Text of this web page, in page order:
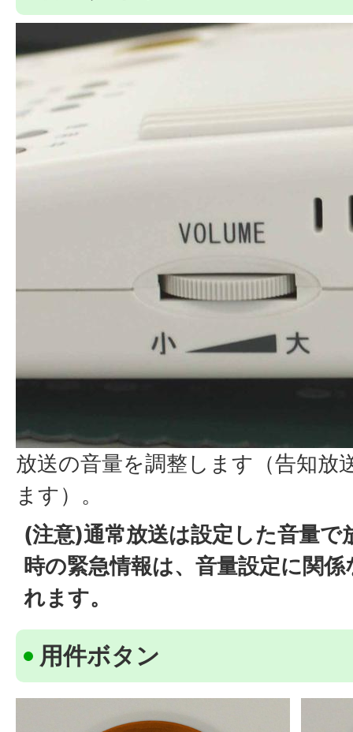
放送の音量を調整します（告知放
ます）。
(注意)通常放送は設定した音量で
時の緊急情報は、音量設定に関
れます。
用件ボタン